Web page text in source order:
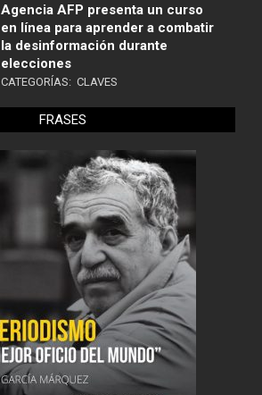
Agencia AFP presenta un curso
en línea para aprender a combatir
la desinformación durante
elecciones
CATEGORÍAS: CLAVES
FRASES